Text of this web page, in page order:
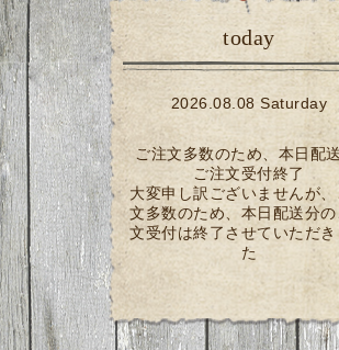
today
2026.08.08 Saturday
ご注文多数のため、本日配
ご注文受付終了
大変申し訳ございませんが、
文多数のため、本日配送分の
文受付は終了させていただ
た